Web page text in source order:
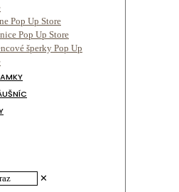
Pop Up Store
Pop Up Store
šperky Pop Up
✕